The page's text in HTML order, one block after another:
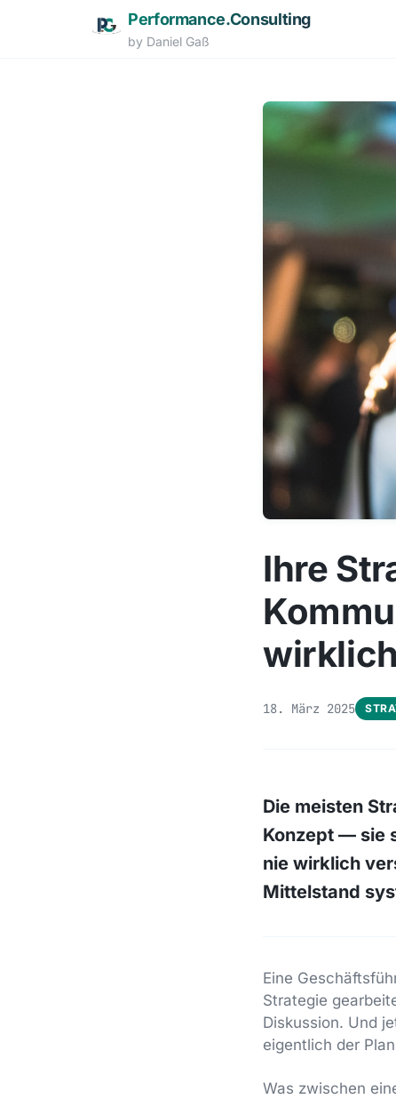
Performance.Consulting
by Daniel Gaß
Ihre
18. März 2025
Die meisten
Konzept — sie
nie wirklich
Mittelstand
Eine
Strategie
Diskussion. Und
eigentlich der
Was zwischen